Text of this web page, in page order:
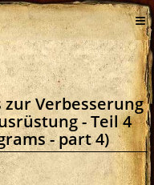
≡
zur Verbesserung
- Teil 4
- part 4)